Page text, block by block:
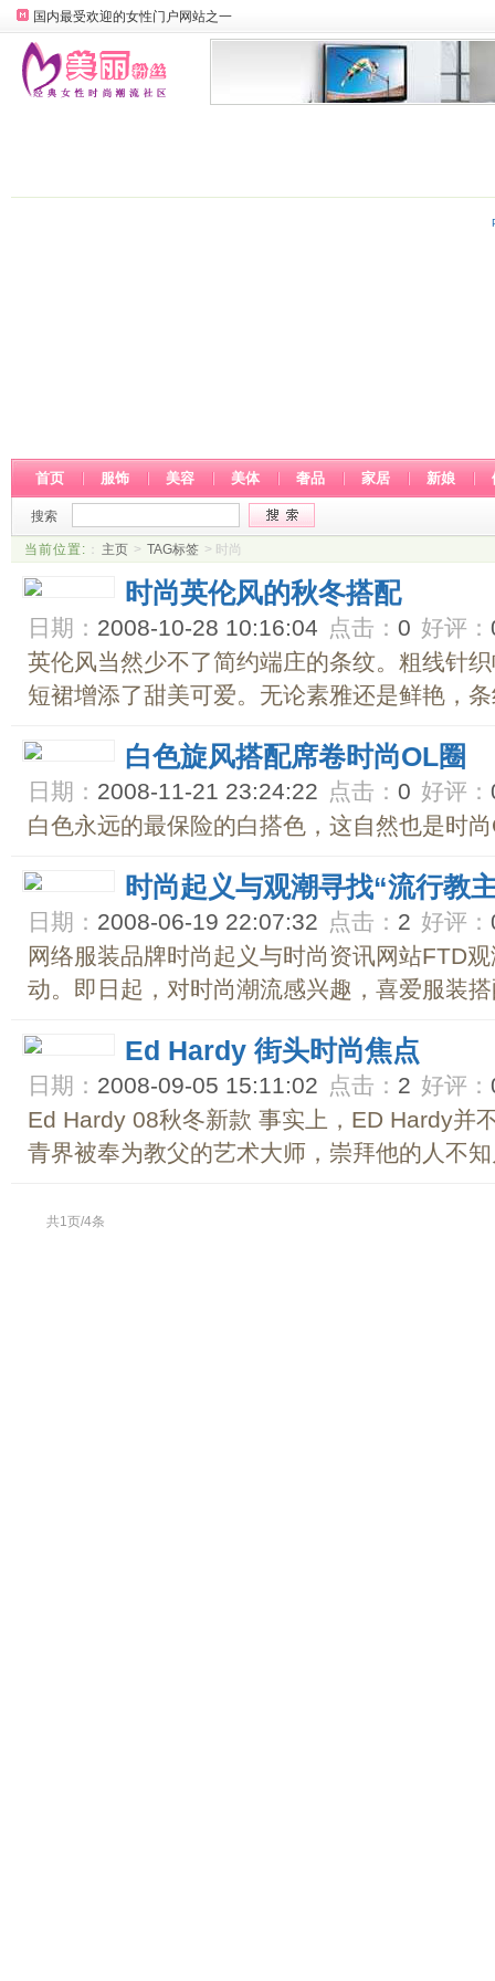
国内最受欢迎的女性门户网站之一
首页 服饰 美容 美体 奢品 家居 新娘
搜索
当前位置: ： 主页 > TAG标签 > 时尚
时尚英伦风的秋冬搭配
日期： 2008-10-28 10:16:04 点击： 0 好评：
英伦风当然少不了简约端庄的条纹。粗线针
短裙增添了甜美可爱。无论素雅还是鲜艳，
白色旋风搭配席卷时尚OL圈
日期： 2008-11-21 23:24:22 点击： 0 好评：
白色永远的最保险的白搭色，这自然也是时
时尚起义与观潮寻找“流行教
日期： 2008-06-19 22:07:32 点击： 2 好评：
网络服装品牌时尚起义与时尚资讯网站FTD
动。即日起，对时尚潮流感兴趣，喜爱服装
Ed Hardy 街头时尚焦点
日期： 2008-09-05 15:11:02 点击： 2 好评：
Ed Hardy 08秋冬新款 事实上，ED Hardy并
青界被奉为教父的艺术大师，崇拜他的人不
共1页/4条